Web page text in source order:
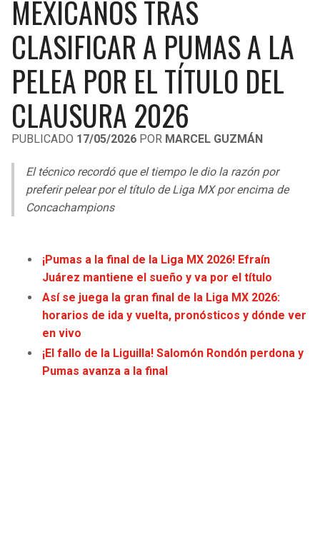
LIGA DE EXPANSIÓN MX
LEAGUES CUP
UEFA EUROPA LEAGUE
UEFA CONFERENCE LEAGUE
MLS
COPA LIBERTADORES
COPA SUDAMERICANA
LIGA BETPLAY
OTRAS LIGAS
RAIDERS
CHARGERS
RAVENS
BROWNS
TEXANS
COLTS
JAGUARS
TITANS
CAVALIERS
PISTONS
PACERS
HAWKS
HEAT
MAGIC
WIZARDS
WARRIORS
MEXICANOS TRAS
CLASIFICAR A PUMAS A LA
PELEA POR EL TÍTULO DEL
CLAUSURA 2026
PUBLICADO 17/05/2026 POR MARCEL GUZMÁN
El técnico recordó que el tiempo le dio la razón por
preferir pelear por el título de Liga MX por encima de
Concachampions
¡Pumas a la final de la Liga MX 2026! Efraín
Juárez mantiene el sueño y va por el título
Así se juega la gran final de la Liga MX 2026:
horarios de ida y vuelta, pronósticos y dónde ver
en vivo
¡El fallo de la Liguilla! Salomón Rondón perdona y
Pumas avanza a la final